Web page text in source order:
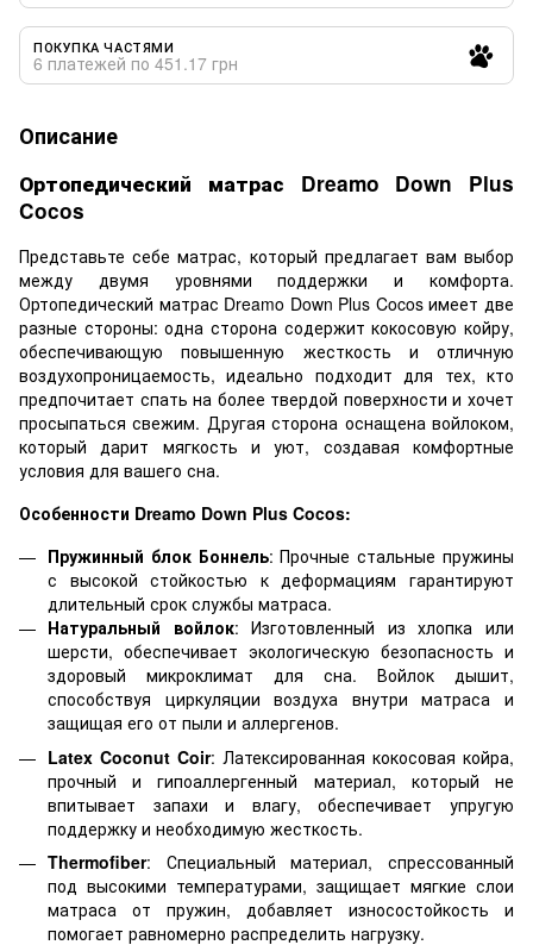
ПОКУПКА ЧАСТЯМИ
6 платежей по 451.17 грн
Описание
Ортопедический матрас Dreamo Down Plus
Cocos
Представьте себе матрас, который предлагает вам выбор
между двумя уровнями поддержки и комфорта.
Ортопедический матрас Dreamo Down Plus Cocos имеет две
разные стороны: одна сторона содержит кокосовую койру,
обеспечивающую повышенную жесткость и отличную
воздухопроницаемость, идеально подходит для тех, кто
предпочитает спать на более твердой поверхности и хочет
просыпаться свежим. Другая сторона оснащена войлоком,
который дарит мягкость и уют, создавая комфортные
условия для вашего сна.
Особенности Dreamo Down Plus Cocos:
Пружинный блок Боннель: Прочные стальные пружины
с высокой стойкостью к деформациям гарантируют
длительный срок службы матраса.
Натуральный войлок: Изготовленный из хлопка или
шерсти, обеспечивает экологическую безопасность и
здоровый микроклимат для сна. Войлок дышит,
способствуя циркуляции воздуха внутри матраса и
защищая его от пыли и аллергенов.
Latex Coconut Coir: Латексированная кокосовая койра,
прочный и гипоаллергенный материал, который не
впитывает запахи и влагу, обеспечивает упругую
поддержку и необходимую жесткость.
Thermofiber: Специальный материал, спрессованный
под высокими температурами, защищает мягкие слои
матраса от пружин, добавляет износостойкость и
помогает равномерно распределить нагрузку.